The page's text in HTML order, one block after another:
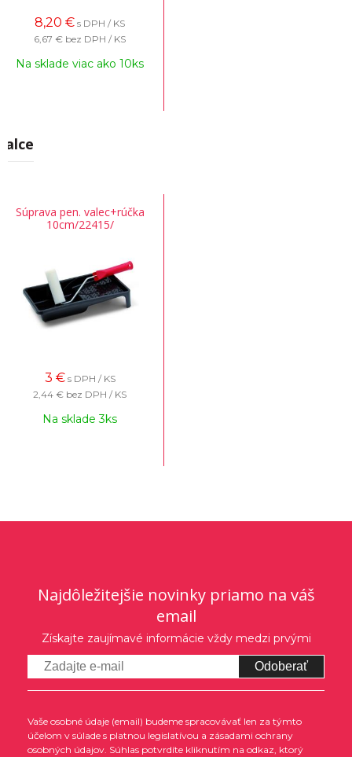
8,20 € s DPH / KS
6,67 € bez DPH / KS
Na sklade viac ako 10ks
Súprava pen. valec+rúčka
10cm/22415/
3 € s DPH / KS
2,44 € bez DPH / KS
Na sklade 3ks
Najdôležitejšie novinky priamo na váš
email
Získajte zaujímavé informácie vždy medzi prvými
Odoberať
Vaše osobné údaje (email) budeme spracovávať len za týmto
účelom v súlade s platnou legislatívou a zásadami ochrany
osobných údajov. Súhlas potvrdíte kliknutím na odkaz, ktorý